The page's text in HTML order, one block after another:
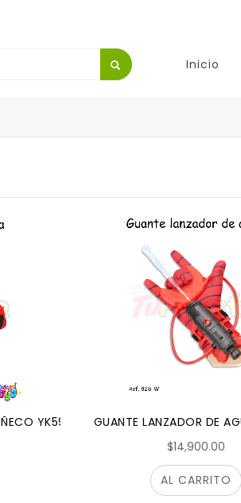
Inicio
YK5991-6PGUANTE LANZADOR DE
$14,900.00
AL CARRITO